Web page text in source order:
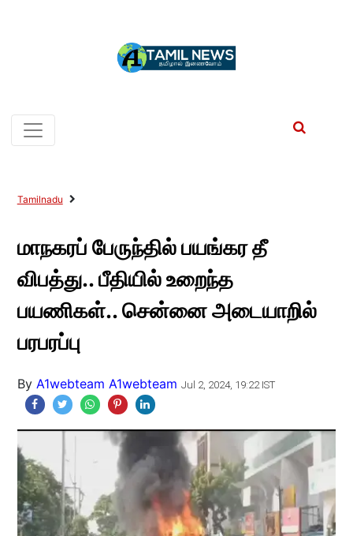
Tamilnadu
மாநகரப் பேருந்தில் பயங்கர தீ
விபத்து.. பீதியில் உறைந்த
பயணிகள்.. சென்னை அடையாறில்
பரபரப்பு
By A1webteam A1webteam Jul 2, 2024, 19:22 IST